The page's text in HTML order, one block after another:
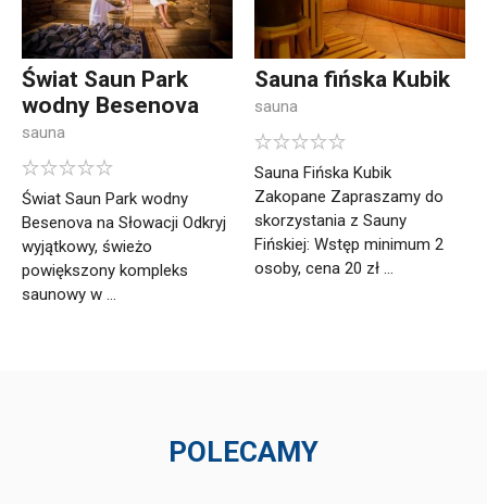
Świat Saun Park
wodny Besenova
sauna
Świat Saun Park wodny
Besenova na Słowacji Odkryj
wyjątkowy, świeżo
powiększony kompleks
saunowy w ...
Sauna fińska Kubik
sauna
Sauna Fińska Kubik
Zakopane Zapraszamy do
skorzystania z Sauny
Fińskiej: Wstęp minimum 2
osoby, cena 20 zł ...
POLECAMY